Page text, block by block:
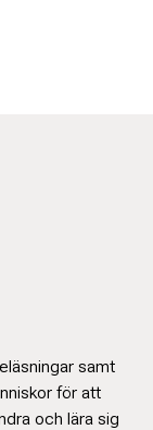
samt
för att
och lära sig